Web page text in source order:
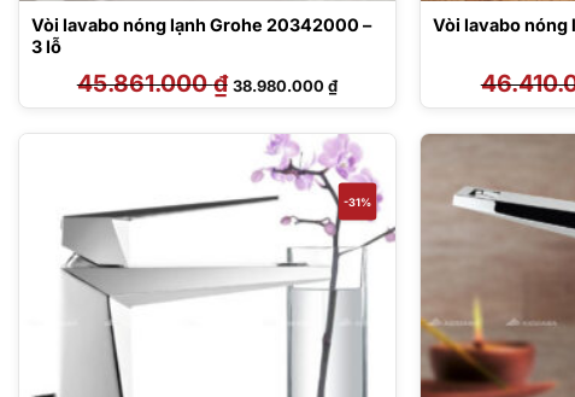
Vòi lavabo nóng lạnh Grohe 20342000 –
3 lỗ
45.861.000₫ Giá
gốc
là:
38.980.000₫Giá
hiện
tại
38.980.000 ₫.
Vòi lavabo nóng
-31%